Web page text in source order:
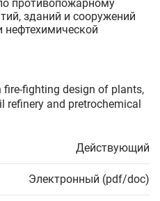
противопожарному
зданий и сооружений
fighting design of plants,
and pretrochemical
Действующий
Электронный (pdf/doc)